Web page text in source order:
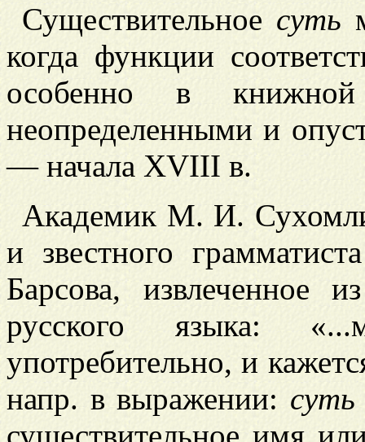
Существительное суть
когда функции
особенно в
неопределенными и
— начала XVIII в.
Академик М. И.
и звестного
Барсова, извлеченное
русского языка:
употребительно, и
напр. в выражении: суть
существительное имя